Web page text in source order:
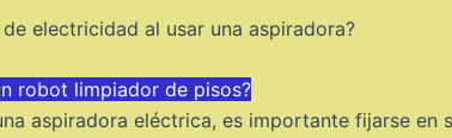
electricidad al usar una aspiradora?
robot limpiador de pisos?
aspiradora eléctrica, es importante fijarse en